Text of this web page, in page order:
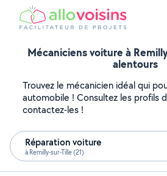
Mécaniciens voiture à
alentours
Trouvez le mécanicien idéal qui
automobile ! Consultez les profils
contactez-les !
Réparation voiture
à Remilly-sur-Tille (21)